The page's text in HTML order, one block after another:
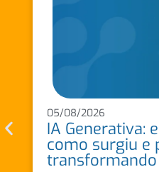
05/08/2026
IA Generativa:
como surgiu e